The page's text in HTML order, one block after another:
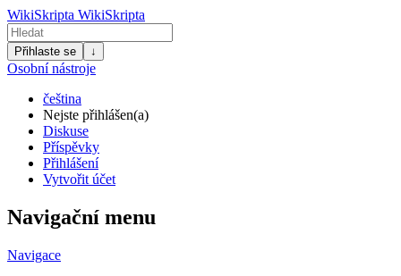
WikiSkripta WikiSkripta
Přihlaste se ↓
Osobní nástroje
čeština
Nejste přihlášen(a)
Diskuse
Příspěvky
Přihlášení
Vytvořit účet
Navigační menu
Navigace